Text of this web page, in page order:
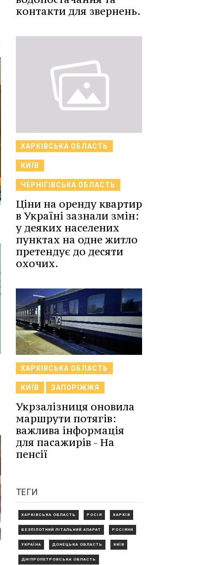
контакти для звернень.
ХАРКІВСЬКА ОБЛАСТЬ
КИЇВ
ЧЕРНІГІВСЬКА ОБЛАСТЬ
Ціни на оренду квартир
в Україні зазнали змін:
у деяких населених
пунктах на одне житло
претендує до десяти
охочих.
ХАРКІВСЬКА ОБЛАСТЬ
КИЇВ ЗАПОРІЖЖЯ
Укрзалізниця оновила
маршрути потягів:
важлива інформація
для пасажирів - На
пенсії
ТЕГИ
ХАРКІВСЬКА ОБЛАСТЬ РОСІЯ ХАРКІВ
БЕЗПІЛОТНИЙ ЛІТАЛЬНИЙ АПАРАТ РОСІЯНИ
УКРАЇНА ДОНЕЦЬКА ОБЛАСТЬ КИЇВ
ДНІПРОПЕТРОВСЬКА ОБЛАСТЬ